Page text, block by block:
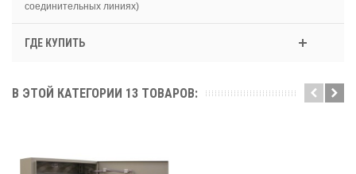
соединительных линиях)
ГДЕ КУПИТЬ
В ЭТОЙ КАТЕГОРИИ 13 ТОВАРОВ: